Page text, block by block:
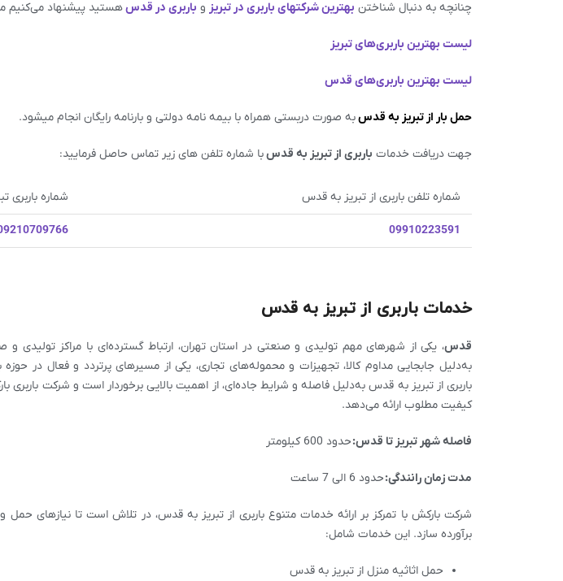
چنانچه به دنبال شناختن بهترین شرکتهای باربری در تبریز و باربری در قدسهستید پیشنهاد می‌کنیم
لیست بهترین باربری‌های تبریز
لیست بهترین باربری‌های قدس
حمل بار از تبریز به قدسبه صورت دربستی همراه با بیمه نامه دولتی و بارنامه رایگان انجام میشود.
جهت دریافت خدمات باربری از تبریز به قدسبا شماره تلفن های زیر تماس حاصل فرمایید:
شماره تلفن باربری از تبریز به قدس شماره باربری
09910223591
خدمات باربری از تبریز به قدس
قدس، یکی از شهرهای مهم تولیدی و صنعتی در استان تهران، ارتباط گسترده‌ای با مراکز تولیدی و
به‌دلیل جابجایی مداوم کالا، تجهیزات و محموله‌های تجاری، یکی از مسیرهای پرتردد و فعال در
باربری از تبریز به قدس به‌دلیل فاصله و شرایط جاده‌ای، از اهمیت بالایی برخوردار است و شرکت باربری
کیفیت مطلوب ارائه می‌دهد.
فاصله شهر تبریز تا قدس:حدود 600 کیلومتر
مدت زمان رانندگی:حدود 6 الی 7 ساعت
شرکت بارکش با تمرکز بر ارائه خدمات متنوع باربری از تبریز به قدس، در تلاش است تا نیازهای
برآورده سازد. این خدمات شامل:
حمل اثاثیه منزل از تبریز به قدس